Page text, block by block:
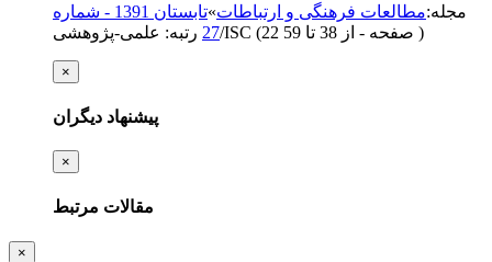
مجله:مطالعات فرهنگی و ارتباطات»
تابستان 1391 - شماره
27رتبه: علمی-پژوهشی/ISC (‎22 صفحه - )
×
پیشنهاد دیگران
×
مقالات مرتبط
×